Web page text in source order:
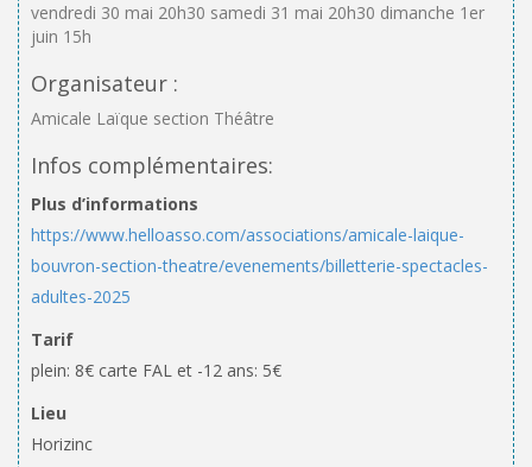
vendredi 30 mai 20h30 samedi 31 mai 20h30 dimanche 1er
juin 15h
Organisateur :
Amicale Laïque section Théâtre
Infos complémentaires:
Plus d’informations
https://www.helloasso.com/associations/amicale-laique-
bouvron-section-theatre/evenements/billetterie-spectacles-
adultes-2025
Tarif
plein: 8€ carte FAL et -12 ans: 5€
Lieu
Horizinc